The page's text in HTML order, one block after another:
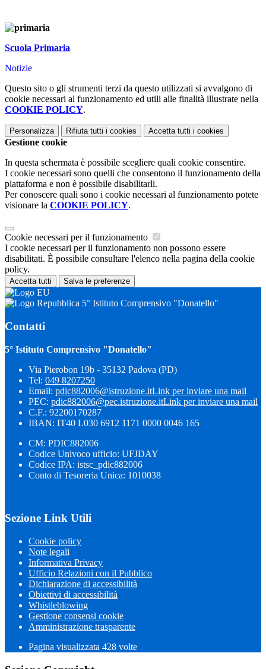
Scuola Primaria
Notizie
Questo sito o gli strumenti terzi da questo utilizzati si avvalgono di
cookie necessari al funzionamento ed utili alle finalità illustrate nella
COOKIE POLICY.
Personalizza Rifiuta tutti i cookies Accetta tutti i cookies
Gestione cookie
In questa schermata è possibile scegliere quali cookie consentire.
I cookie necessari sono quelli che consentono il funzionamento della
piattaforma e non è possibile disabilitarli.
Per conoscere quali sono i cookie necessari al funzionamento potete
visionare la COOKIE POLICY.
Cookie necessari per il funzionamento
I cookie necessari per il funzionamento non possono essere
disabilitati. È possibile consultare l'elenco nella pagina della cookie
policy.
Accetta tutti Salva le preferenze
5° Istituto Comprensivo "Donatello"
Contatti
5° Istituto Comprensivo "Donatello"
Via Pierobon 19b - 35132 Padova (PD)
Tel: 049 8207250
Email: pdic882006@istruzione.itLink per inviare una mail
PEC: pdic882006@pec.istruzione.itLink per inviare una mail
C.F.: 92200170287
IBAN: IT40 L030 6912 1171 0000 0046 165
CM: PDIC882006
Codice Univoco ufficio: UFJDAY
Codice IPA: istsc_pdic882006
Conto di Tesoreria Unica: 1010038
Sezione Link Utili
Cookie policy
Note legali
Informativa Privacy
Ufficio Relazioni con il Pubblico
Dichiarazione di accessibilità
Obiettivi di accessibilità
Whistleblowing
Gestione consensi cookie
Amministrazione trasparente
Pagina visualizzata 428 volte